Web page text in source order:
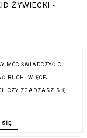
ŻYWIECKI -
BABSKIE DUO
MÓC ŚWIADCZYĆ CI
RUCH. WIĘCEJ
CZY ZGADZASZ SIĘ
SIĘ